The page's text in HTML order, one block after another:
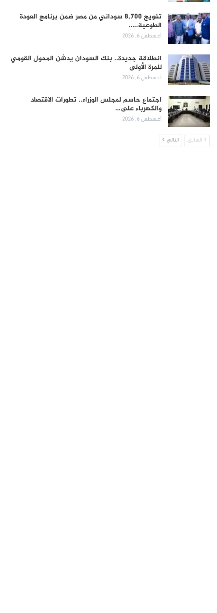
تفويج 8,700 سوداني من مصر ضمن برنامج العودة
الطوعية..…
أغسطس 6, 2026
انطلاقة جديدة.. بنك السودان يدشن المحول القومي
للمرة الأولى
أغسطس 6, 2026
اجتماع حاسم لمجلس الوزراء.. تطورات الاقتصاد
والكهرباء على…
أغسطس 6, 2026
السابق التالي